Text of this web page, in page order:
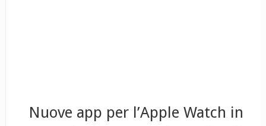
Nuove app per l’Apple Watch in